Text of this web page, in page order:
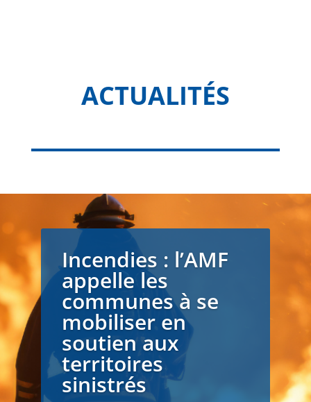
ACTUALITÉS
Incendies : l’AMF
appelle les
communes à se
mobiliser en
soutien aux
territoires
sinistrés